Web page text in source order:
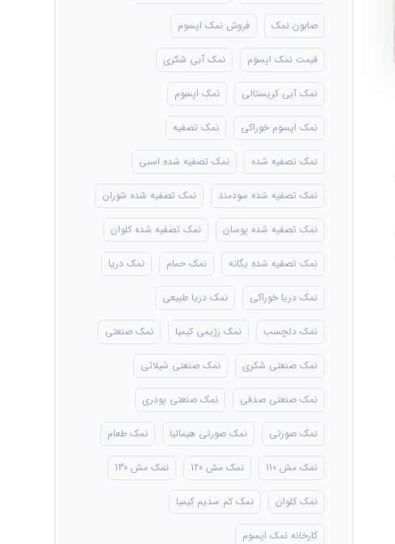
صابون نمک فروش نمک اپسوم
قیمت نمک اپسوم نمک آبی شکری
نمک آبی کریستالی نمک اپسوم
نمک اپسوم خوراکی نمک تصفیه
نمک تصفیه شده نمک تصفیه شده اسبی
نمک تصفیه شده سودمند نمک تصفیه شده شوران
نمک تصفیه شده پوسان نمک تصفیه شده کلوان
نمک تصفیه شده یگانه نمک حمام نمک دریا
نمک دریا خوراکی نمک دریا طبیعی
نمک دلچسب نمک رژیمی کیمیا نمک صنعتی
نمک صنعتی شکری نمک صنعتی شیلاتی
نمک صنعتی صدفی نمک صنعتی پودری
نمک صورتی نمک صورتی هیمالیا نمک طعام
نمک مش 110 نمک مش 120 نمک مش 130
نمک کلوان نمک کم سدیم کیمیا
کارخانه نمک اپسوم